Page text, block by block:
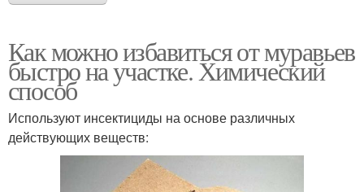
Как можно избавиться от муравьев
быстро на участке. Химический
способ
Используют инсектициды на основе различных
действующих веществ: